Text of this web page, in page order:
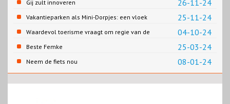
26-11-24
Gij zult innoveren
25-11-24
Vakantieparken als Mini-Dorpjes: een vloek
of een zegen?
04-10-24
Waardevol toerisme vraagt om regie van de
overheid
25-03-24
Beste Femke
08-01-24
Neem de fiets nou